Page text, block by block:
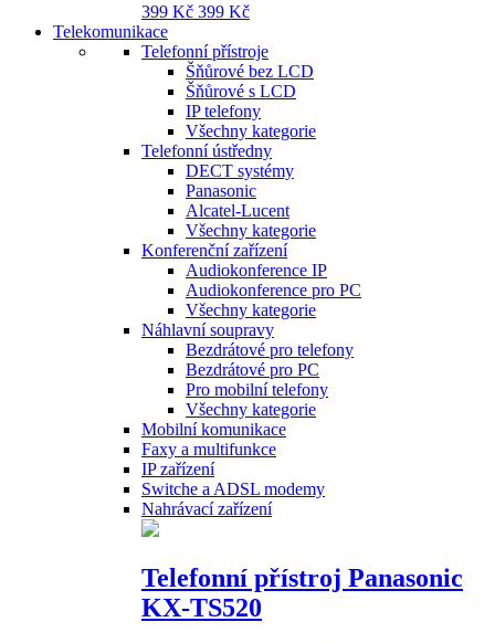
399 Kč 399 Kč
Telekomunikace
Telefonní přístroje
Šňůrové bez LCD
Šňůrové s LCD
IP telefony
Všechny kategorie
Telefonní ústředny
DECT systémy
Panasonic
Alcatel-Lucent
Všechny kategorie
Konferenční zařízení
Audiokonference IP
Audiokonference pro PC
Všechny kategorie
Náhlavní soupravy
Bezdrátové pro telefony
Bezdrátové pro PC
Pro mobilní telefony
Všechny kategorie
Mobilní komunikace
Faxy a multifunkce
IP zařízení
Switche a ADSL modemy
Nahrávací zařízení
Telefonní přístroj Panasonic
KX-TS520